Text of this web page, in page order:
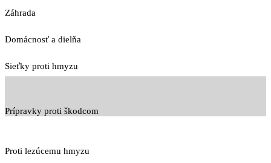
Záhrada
Domácnosť a dielňa
Sieťky proti hmyzu
Prípravky proti škodcom
Proti lezúcemu hmyzu